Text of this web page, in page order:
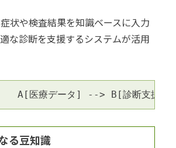
状や検査結果を知識ベースに入力
な診断を支援するシステムが活用
A[医療データ] --> B[診断支援
る豆知識